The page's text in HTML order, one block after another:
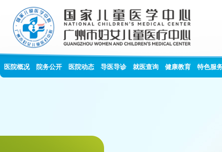
医院概况 院务公开 医院动态 导医导诊 就医查询 健康教育 特色服